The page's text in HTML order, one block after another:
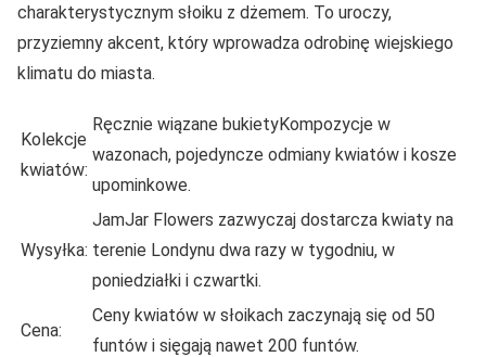
charakterystycznym słoiku z dżemem. To uroczy,
przyziemny akcent, który wprowadza odrobinę wiejskiego
klimatu do miasta.
Kolekcje
kwiatów:
Ręcznie wiązane bukietyKompozycje w
wazonach, pojedyncze odmiany kwiatów i kosze
upominkowe.
Wysyłka:
JamJar Flowers zazwyczaj dostarcza kwiaty na
terenie Londynu dwa razy w tygodniu, w
poniedziałki i czwartki.
Cena:
Ceny kwiatów w słoikach zaczynają się od 50
funtów i sięgają nawet 200 funtów.